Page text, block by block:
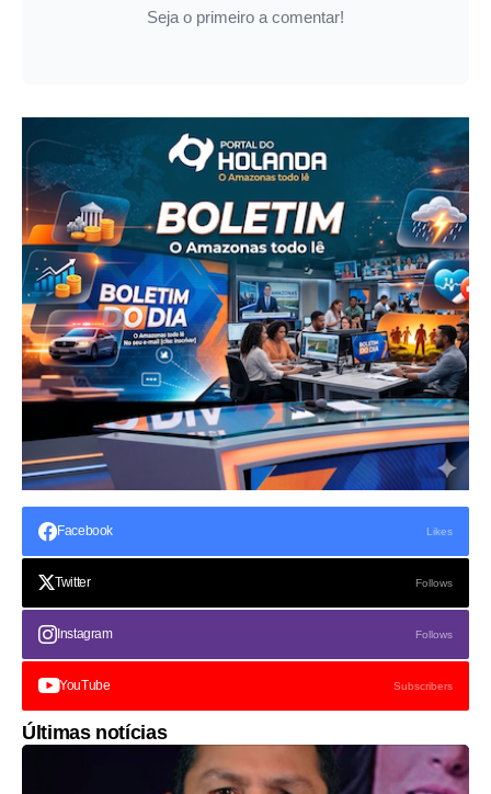
Seja o primeiro a comentar!
Facebook Likes
Twitter Follows
Instagram Follows
YouTube Subscribers
Últimas notícias